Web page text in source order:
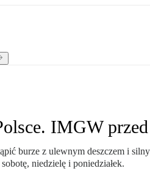
IMGW przed
burze z ulewnym deszczem i
niedzielę i poniedziałek.